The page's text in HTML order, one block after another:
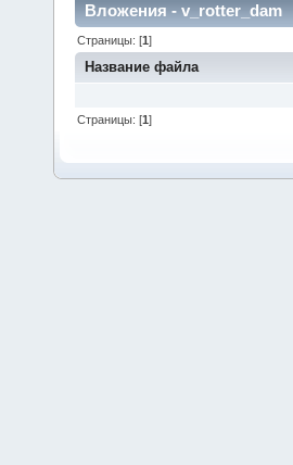
Вложения - v_rotter_dam
Страницы: [1]
Название файла
Страницы: [1]